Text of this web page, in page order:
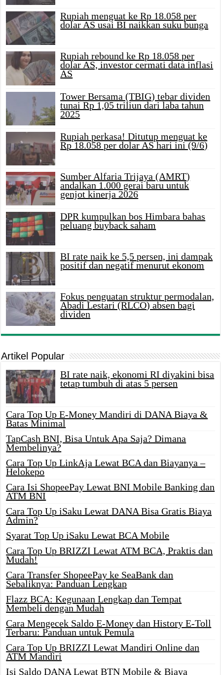
Rupiah menguat ke Rp 18.058 per
dolar AS usai BI naikkan suku bunga
Rupiah rebound ke Rp 18.058 per
dolar AS, investor cermati data inflasi
AS
Tower Bersama (TBIG) tebar dividen
tunai Rp 1,05 triliun dari laba tahun
2025
Rupiah perkasa! Ditutup menguat ke
Rp 18.058 per dolar AS hari ini (9/6)
Sumber Alfaria Trijaya (AMRT)
andalkan 1.000 gerai baru untuk
genjot kinerja 2026
DPR kumpulkan bos Himbara bahas
peluang buyback saham
BI rate naik ke 5,5 persen, ini dampak
positif dan negatif menurut ekonom
Fokus penguatan struktur permodalan,
Abadi Lestari (RLCO) absen bagi
dividen
Artikel Popular
BI rate naik, ekonomi RI diyakini bisa
tetap tumbuh di atas 5 persen
Cara Top Up E-Money Mandiri di DANA Biaya &
Batas Minimal
TapCash BNI, Bisa Untuk Apa Saja? Dimana
Membelinya?
Cara Top Up LinkAja Lewat BCA dan Biayanya –
Helokepo
Cara Isi ShopeePay Lewat BNI Mobile Banking dan
ATM BNI
Cara Top Up iSaku Lewat DANA Bisa Gratis Biaya
Admin?
Syarat Top Up iSaku Lewat BCA Mobile
Cara Top Up BRIZZI Lewat ATM BCA, Praktis dan
Mudah!
Cara Transfer ShopeePay ke SeaBank dan
Sebaliknya: Panduan Lengkap
Flazz BCA: Kegunaan Lengkap dan Tempat
Membeli dengan Mudah
Cara Mengecek Saldo E-Money dan History E-Toll
Terbaru: Panduan untuk Pemula
Cara Top Up BRIZZI Lewat Mandiri Online dan
ATM Mandiri
Isi Saldo DANA Lewat BTN Mobile & Biaya